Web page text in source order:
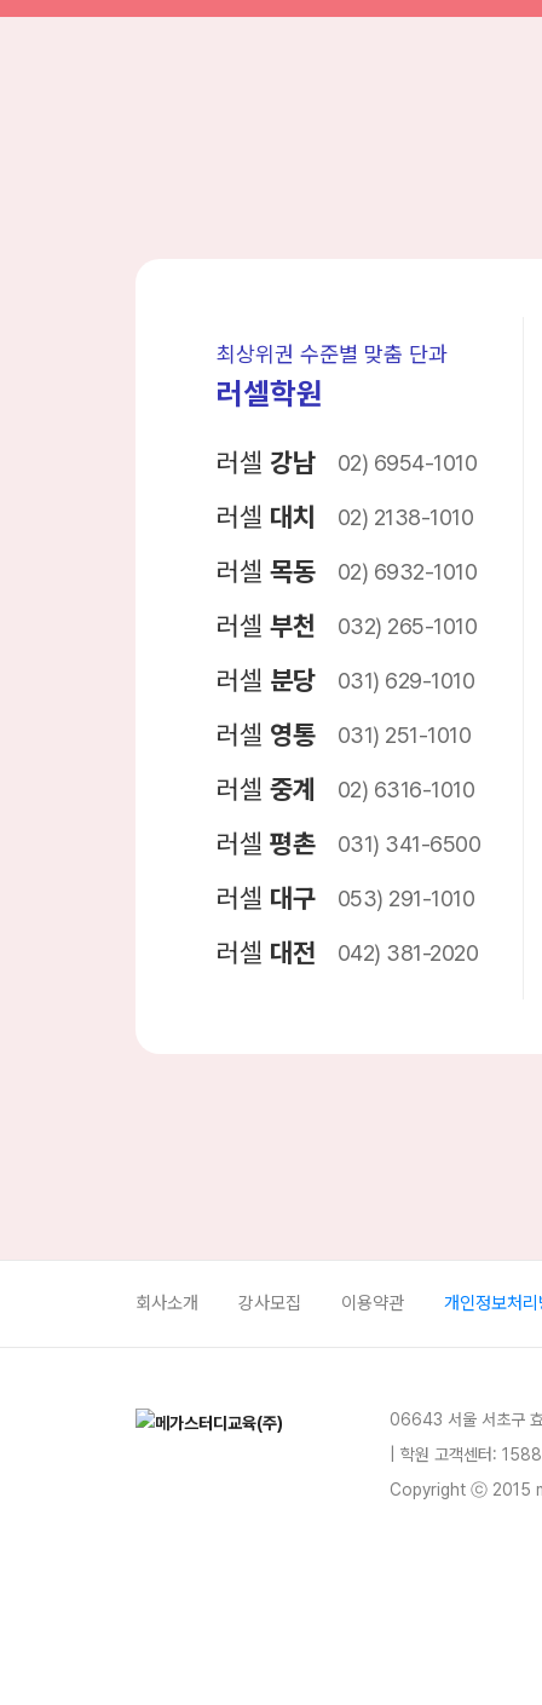
최상위권 수준별 맞춤 단과
러셀학원
러셀 강남 02) 6954-1010
러셀 대치 02) 2138-1010
러셀목동 02) 6932-1010
러셀부천 032) 265-1010
러셀 분당 031) 629-1010
러셀 영통 031) 251-1010
러셀중계 02) 6316-1010
러셀평촌 031) 341-6500
러셀 대구 053) 291-1010
러셀 대전 042) 381-2020
회사소개 강사모집 이용약관 개인정보처
06643 서울 서초구
| 학원 고객센터:
Copyright ⓒ 2015